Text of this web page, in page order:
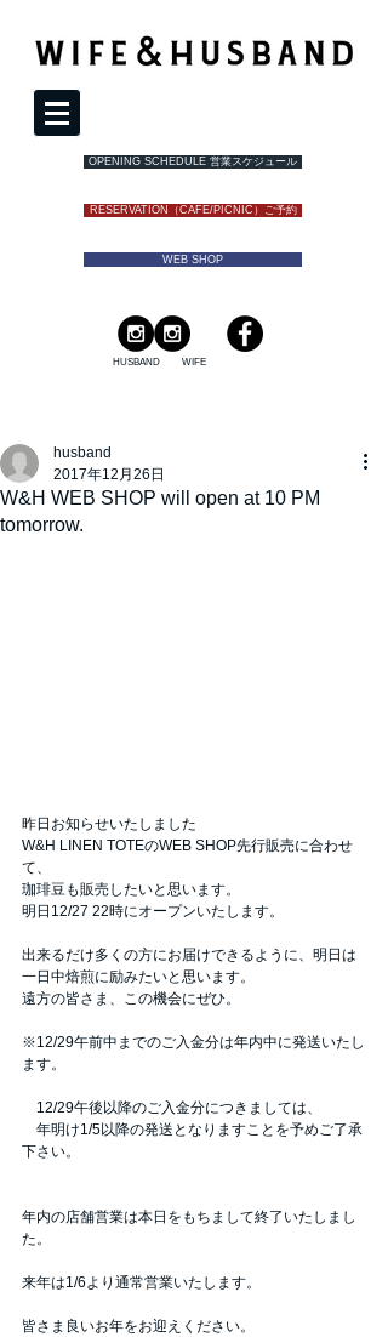
OPENING SCHEDULE 営業スケジュール
RESERVATION（CAFE/PICNIC）ご予約
WEB SHOP
HUSBAND WIFE
W&H WEB SHOP will open at 10 PM
tomorrow.
husband
2017年12月26日
昨日お知らせいたしました
W&H LINEN TOTEのWEB SHOP先行販売に合わせ
て、
珈琲豆も販売したいと思います。
明日12/27 22時にオープンいたします。
出来るだけ多くの方にお届けできるように、明日は
一日中焙煎に励みたいと思います。
遠方の皆さま、この機会にぜひ。
※12/29午前中までのご入金分は年内中に発送いたし
ます。
12/29午後以降のご入金分につきましては、
年明け1/5以降の発送となりますことを予めご了承
下さい。
年内の店舗営業は本日をもちまして終了いたしまし
た。
来年は1/6より通常営業いたします。
皆さま良いお年をお迎えください。